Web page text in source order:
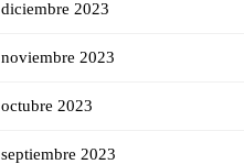
diciembre 2023
noviembre 2023
octubre 2023
septiembre 2023